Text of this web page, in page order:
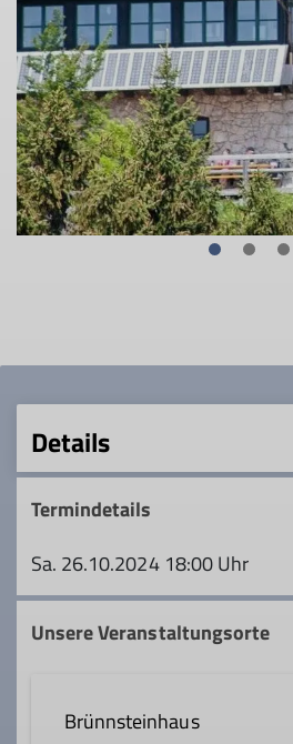
Details
Termindetails
Sa. 26.10.2024 18:00 Uhr
Unsere Veranstaltungsorte
Brünnsteinhaus